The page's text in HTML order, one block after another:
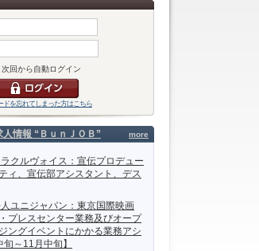
次回から自動ログイン
ドを忘れてしまった方はこちら
more
情報 “ＢｕｎＪＯＢ”
クルヴォイス：宣伝プロデュー
ィ、宣伝部アシスタント、デス
ユニジャパン：東京国際映画
プレスセンター業務及びオープ
ングイベントにかかる業務アシ
～11月中旬】